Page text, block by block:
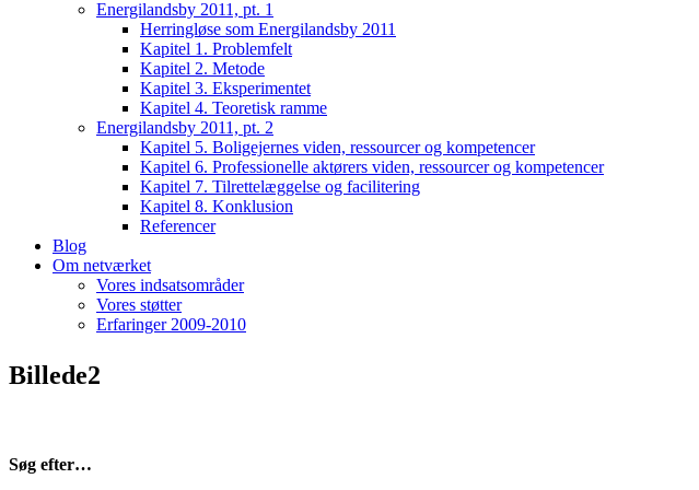
Energilandsby 2011, pt. 1
Herringløse som Energilandsby 2011
Kapitel 1. Problemfelt
Kapitel 2. Metode
Kapitel 3. Eksperimentet
Kapitel 4. Teoretisk ramme
Energilandsby 2011, pt. 2
Kapitel 5. Boligejernes viden, ressourcer og kompetencer
Kapitel 6. Professionelle aktørers viden, ressourcer og kompetencer
Kapitel 7. Tilrettelæggelse og facilitering
Kapitel 8. Konklusion
Referencer
Blog
Om netværket
Vores indsatsområder
Vores støtter
Erfaringer 2009-2010
Billede2
Søg efter…